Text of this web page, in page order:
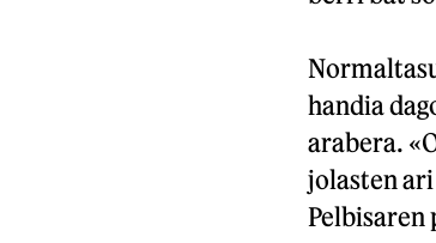
handia
arabera.
jolasten